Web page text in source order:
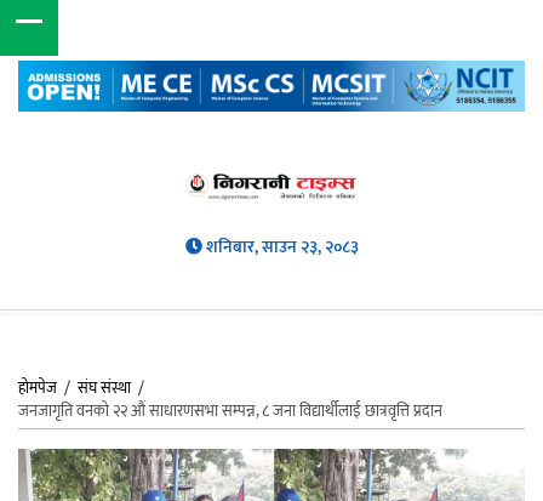
शनिबार, साउन २३, २०८३
होमपेज /संघ संस्था/
जनजागृति वनको २२ औं साधारणसभा सम्पन्न, ८ जना विद्यार्थीलाई छात्रवृत्ति प्रदान